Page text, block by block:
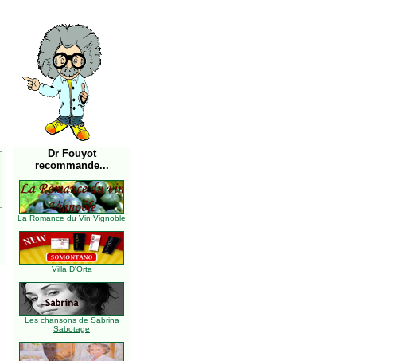
Dr Fouyot
recommande...
La Romance du Vin Vignoble
Villa D'Orta
Les chansons de Sabrina
Sabotage